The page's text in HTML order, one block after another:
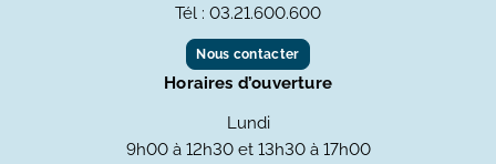
Tél : 03.21.600.600
Nous contacter
Horaires d’ouverture
Lundi
9h00 à 12h30 et 13h30 à 17h00